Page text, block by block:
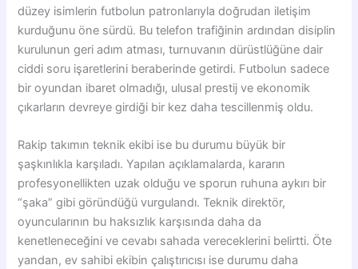
düzey isimlerin futbolun patronlarıyla doğrudan iletişim
kurduğunu öne sürdü. Bu telefon trafiğinin ardından disiplin
kurulunun geri adım atması, turnuvanın dürüstlüğüne dair
ciddi soru işaretlerini beraberinde getirdi. Futbolun sadece
bir oyundan ibaret olmadığı, ulusal prestij ve ekonomik
çıkarların devreye girdiği bir kez daha tescillenmiş oldu.
Rakip takımın teknik ekibi ise bu durumu büyük bir
şaşkınlıkla karşıladı. Yapılan açıklamalarda, kararın
profesyonellikten uzak olduğu ve sporun ruhuna aykırı bir
“şaka” gibi göründüğü vurgulandı. Teknik direktör,
oyuncularının bu haksızlık karşısında daha da
kenetleneceğini ve cevabı sahada vereceklerini belirtti. Öte
yandan, ev sahibi ekibin çalıştırıcısı ise durumu daha